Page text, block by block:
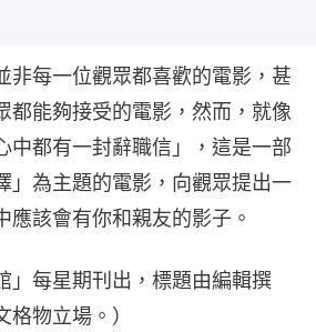
非每一位觀眾都喜歡的電影，甚
都能夠接受的電影，然而，就像
中都有一封辭職信」，這是一部
」為主題的電影，向觀眾提出一
應該會有你和親友的影子。
」每星期刊出，標題由編輯撰
物立場。）